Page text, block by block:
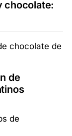
chocolate:
de